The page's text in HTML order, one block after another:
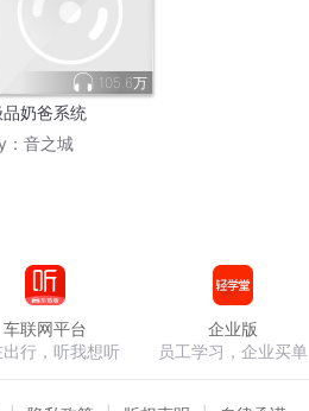
105.6万
品奶爸系统
音之城
车联网平台
出行，听我想听
企业版
员工学习，企业买单